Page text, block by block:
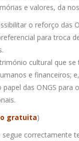
e valores, da
o reforço das
para troca
cultural que
e financeiros;
das ONGS
gratuita)
correctamente